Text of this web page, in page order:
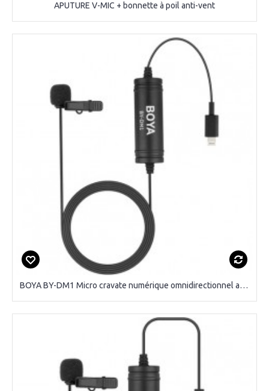
APUTURE V-MIC + bonnette à poil anti-vent
BOYA BY-DM1 Micro cravate numérique omnidirectionnel avec connecteur Lightning